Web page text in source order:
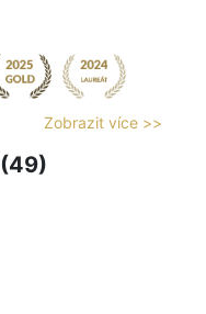
Zobrazit více >>
(49)